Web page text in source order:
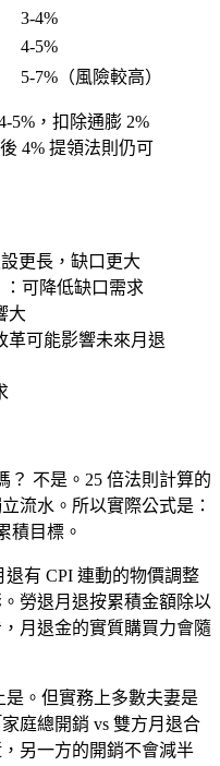
3-4%
4-5%
5-7%（風險較高）
5%，扣除通膨 2%
4% 提領法則仍可
更長，缺口更大
可降低缺口需求
大
革可能影響未來月退
？ 不是。25 倍法則計算的
流水。所以實際公式是：
積目標。
退有 CPI 連動的物價調整
勞退月退按累積金額除以
月退金的實質購買力會隨
是。但實務上多數夫妻是
庭總開銷 vs 雙方月退合
另一方的開銷不會減半